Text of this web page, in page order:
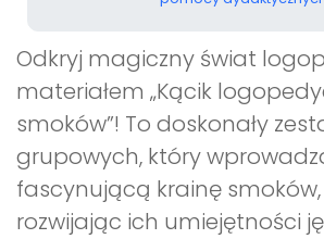
Odkryj magiczny świat
materiałem „Kącik
smoków”! To doskonały
grupowych, który
fascynującą krainę
rozwijając ich umiejętności